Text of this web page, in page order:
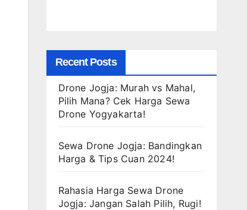
Recent Posts
Drone Jogja: Murah vs Mahal,
Pilih Mana? Cek Harga Sewa
Drone Yogyakarta!
Sewa Drone Jogja: Bandingkan
Harga & Tips Cuan 2024!
Rahasia Harga Sewa Drone
Jogja: Jangan Salah Pilih, Rugi!